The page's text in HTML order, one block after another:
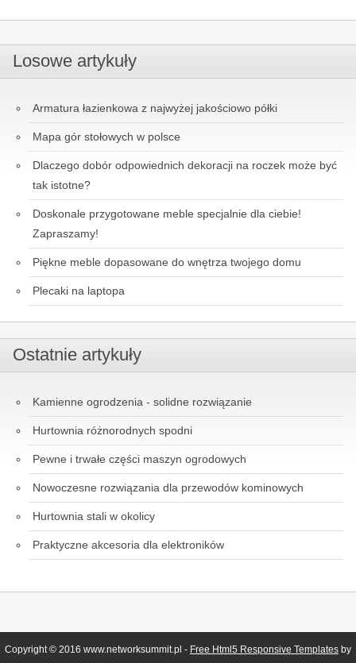
Losowe artykuły
Armatura łazienkowa z najwyżej jakościowo półki
Mapa gór stołowych w polsce
Dlaczego dobór odpowiednich dekoracji na roczek może być
tak istotne?
Doskonale przygotowane meble specjalnie dla ciebie!
Zapraszamy!
Piękne meble dopasowane do wnętrza twojego domu
Plecaki na laptopa
Ostatnie artykuły
Kamienne ogrodzenia - solidne rozwiązanie
Hurtownia różnorodnych spodni
Pewne i trwałe części maszyn ogrodowych
Nowoczesne rozwiązania dla przewodów kominowych
Hurtownia stali w okolicy
Praktyczne akcesoria dla elektroników
Copyright © 2016 www.networksummit.pl - Free Html5 Responsive Templates by